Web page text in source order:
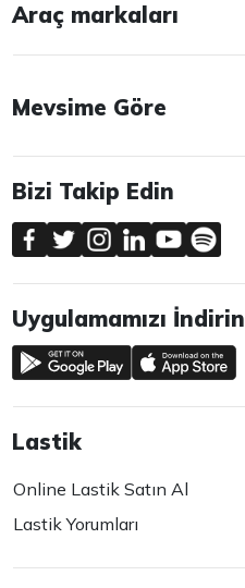
Araç markaları
Mevsime Göre
Bizi Takip Edin
Uygulamamızı İndirin
Lastik
Online Lastik Satın Al
Lastik Yorumları